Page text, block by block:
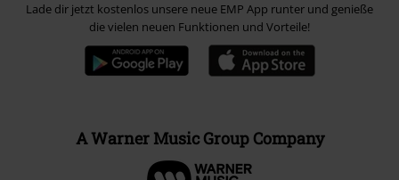
Lade dir jetzt kostenlos unsere neue EMP App runter und genieße
die vielen neuen Funktionen und Vorteile!
A Warner Music Group Company